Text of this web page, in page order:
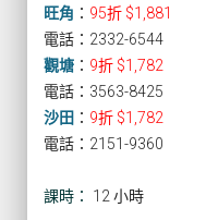
旺角 ： 95折 $1,881
電話：2332-6544
觀塘 ： 9折 $1,782
電話：3563-8425
沙田 ： 9折 $1,782
電話：2151-9360
課時： 12 小時